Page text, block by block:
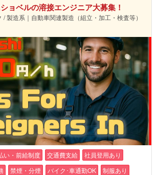
ョベルの溶接エンジニア大募集！
製造系｜自動車関連製造（組立・加工・検査等）
い・前給制度 交通費支給
社員登用あり
禁煙・分煙 バイク･車通勤OK
制服あり